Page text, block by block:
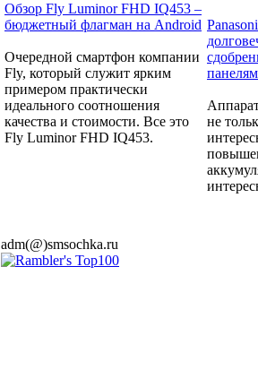
Обзор Fly Luminor FHD IQ453 –
бюджетный флагман на Android
Очередной смартфон компании
Fly, который служит ярким
примером практически
идеального соотношения
качества и стоимости. Все это
Fly Luminor FHD IQ453.
не
adm(@)smsochka.ru